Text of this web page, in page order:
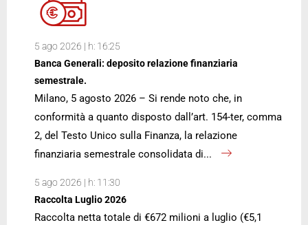
5 ago 2026 | h: 16:25
Banca Generali: deposito relazione finanziaria
semestrale.
Milano, 5 agosto 2026 – Si rende noto che, in
conformità a quanto disposto dall’art. 154-ter, comma
2, del Testo Unico sulla Finanza, la relazione
finanziaria semestrale consolidata di...
5 ago 2026 | h: 11:30
Raccolta Luglio 2026
Raccolta netta totale di €672 milioni a luglio (€5,1